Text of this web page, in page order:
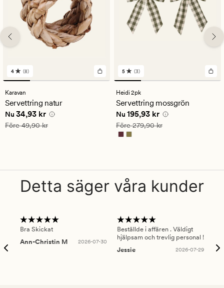
8
omdömen
med
ett
genomsnittligt
betyg
på
4
4 (8)
Karavan
Servettring natur
Nuvarande pris
Nu 34,93 kr
Ordinarie pris
Före49,90 kr
3
omdömen
med
ett
genomsnittligt
betyg
på
5
5 (3)
Heidi 2pk
Servettring mossgrön
Nuvarande pris
Nu 195,93 kr
Ordinarie pris 279,90 kr
Före279,90 kr
Detta säger våra kunder
Bra Skickat
Ann-Christin M
2026-07-30
Beställde i affären . Väldigt
hjälpsam och trevlig personal !
Jessie
2026-07-29